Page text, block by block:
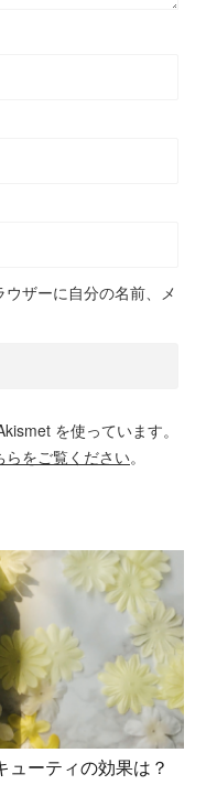
ザーに自分の名前、メ
を使っています。
らをご覧ください。
ューティの効果は？